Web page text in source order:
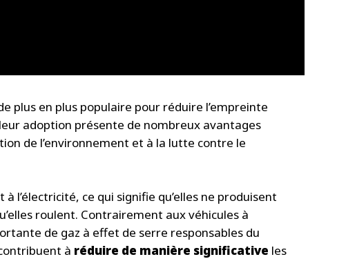
plus en plus populaire pour réduire l’empreinte
adoption présente de nombreux avantages
de l’environnement et à la lutte contre le
l’électricité, ce qui signifie qu’elles ne produisent
roulent. Contrairement aux véhicules à
de gaz à effet de serre responsables du
à réduire de manière significative les